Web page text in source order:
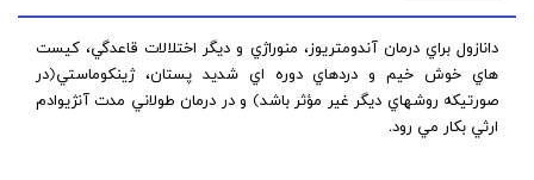
دانازول براي درمان آندومتريوز، منوراژي و ديگر اختلالات قاعدگي، كيست
هاي خوش خيم و دردهاي دوره اي شديد پستان، ژينكوماستي(در
صورتيكه روشهاي ديگر غير مؤثر باشد) و در درمان طولاني مدت آنژيوادم
ارثي بكار مي رود.